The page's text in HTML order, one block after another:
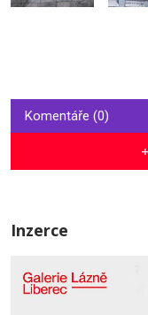
Komentáře (0)
Inzerce